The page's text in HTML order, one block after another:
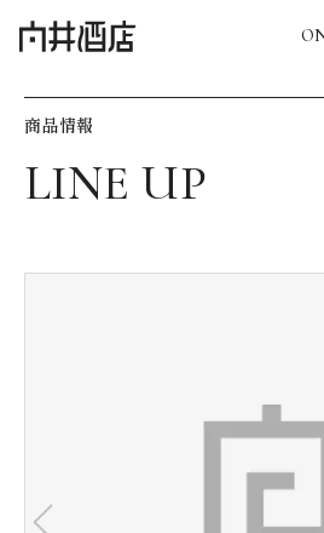
飲食店経営のお客様
お気に入り機能の活用方法
商品情報